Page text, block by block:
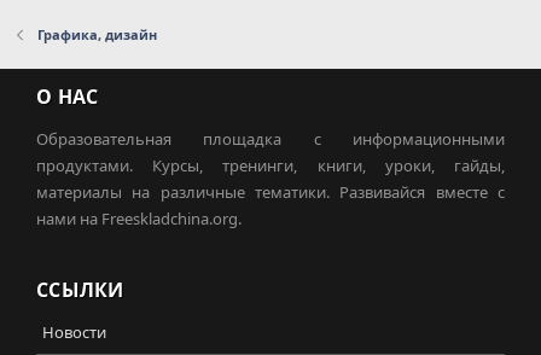
Графика, дизайн
О НАС
Образовательная площадка с информационными
продуктами. Курсы, тренинги, книги, уроки, гайды,
материалы на различные тематики. Развивайся вместе с
нами на Freeskladchina.org.
ССЫЛКИ
Новости